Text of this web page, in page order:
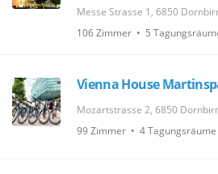
Messe Strasse 1, 6850
106 Zimmer • 5
Vienna House
Mozartstrasse 2, 6850
99 Zimmer • 4